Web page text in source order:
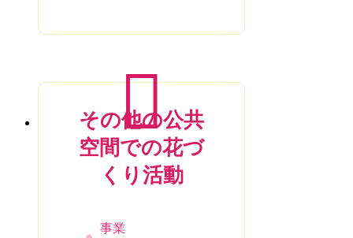
その他の公共
空間での花づ
くり活動
事業